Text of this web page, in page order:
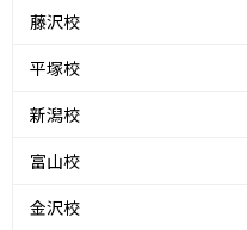
藤沢校
平塚校
新潟校
富山校
金沢校